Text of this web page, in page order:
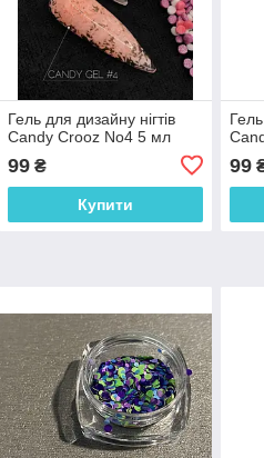
Гель для дизайну нігтів
Candy Crooz No4 5 мл
99₴
Купити
99